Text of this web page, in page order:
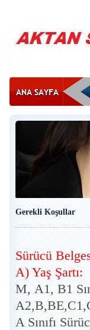
Gerekli Koşullar
Sürücü
A) Yaş Şartı:
M, A1, B1
A Sınıfı